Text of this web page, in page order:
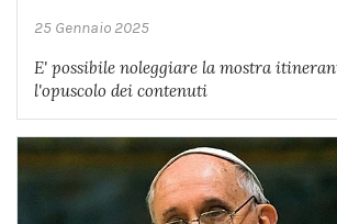
25 Gennaio 2025
E' possibile noleggiare la mostra
l'opuscolo dei contenuti